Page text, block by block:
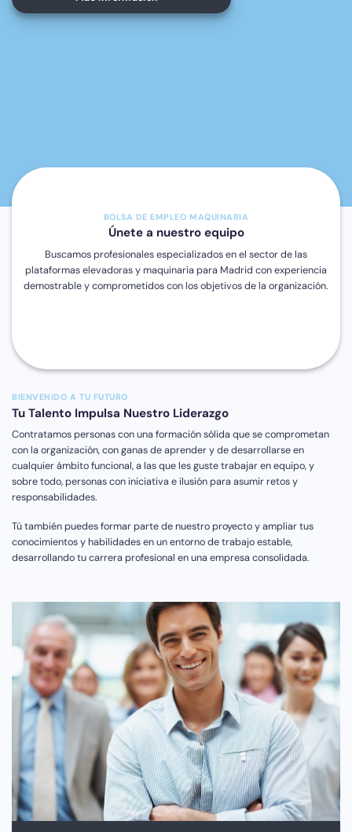
BOLSA DE EMPLEO MAQUINARIA
Únete a nuestro equipo
Buscamos profesionales especializados en el sector de las
plataformas elevadoras y maquinaria para Madrid con experiencia
demostrable y comprometidos con los objetivos de la organización.
BIENVENIDO A TU FUTURO
Tu Talento Impulsa Nuestro Liderazgo
Contratamos personas con una formación sólida que se comprometan
con la organización, con ganas de aprender y de desarrollarse en
cualquier ámbito funcional, a las que les guste trabajar en equipo, y
sobre todo, personas con iniciativa e ilusión para asumir retos y
responsabilidades.
Tú también puedes formar parte de nuestro proyecto y ampliar tus
conocimientos y habilidades en un entorno de trabajo estable,
desarrollando tu carrera profesional en una empresa consolidada.